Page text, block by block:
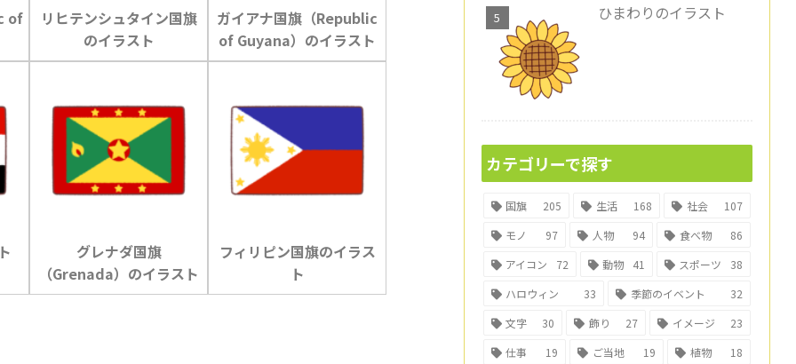
of
リヒテンシュタイン国旗
のイラスト
ガイアナ国旗（Republic
of Guyana）のイラスト
グレナダ国旗
（Grenada）のイラスト
フィリピン国旗のイラス
ト
ひまわりのイラスト
カテゴリーで探す
国旗 205 生活 168 社会
107
モノ
97 人物 94 食べ物
86
アイコン
72 動物 41 スポーツ
38
ハロウィン
33 季節のイベント
32
文字
30 飾り 27 イメージ
23
仕事
19 ご当地 19 植物
18